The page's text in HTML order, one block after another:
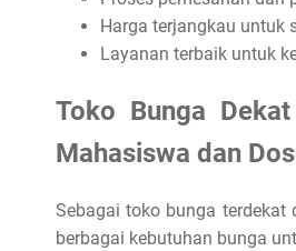
Harga terjangkau untuk
Layanan terbaik untuk
Toko Bunga
Mahasiswa dan
Sebagai toko bunga
berbagai kebutuhan bunga